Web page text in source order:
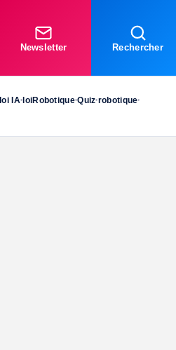
Newsletter Rechercher
loi IA• loiRobotique•Quiz•robotique•